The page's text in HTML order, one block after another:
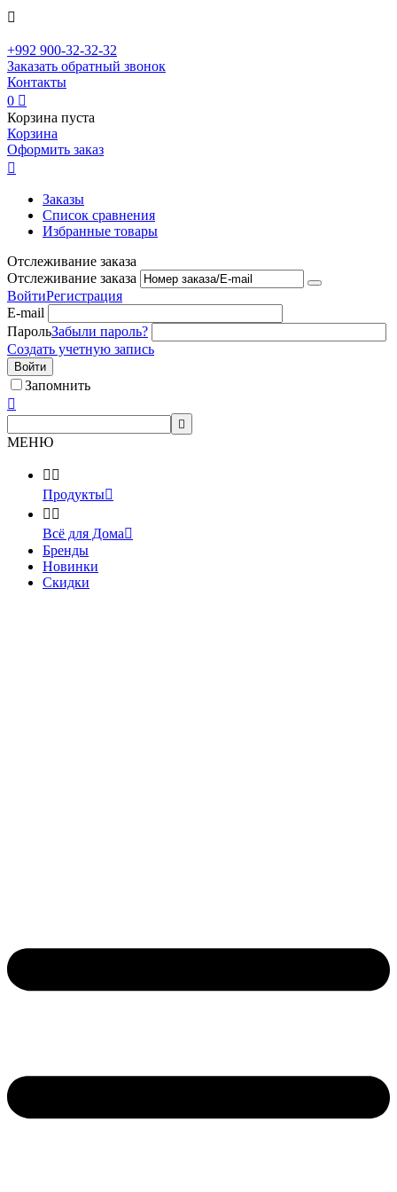

+992 900-32-32-32
Заказать обратный звонок
Контакты
0 
Корзина пуста
Корзина
Оформить заказ

Заказы
Список сравнения
Избранные товары
Отслеживание заказа
Отслеживание заказа
ВойтиРегистрация
E-mail
ПарольЗабыли пароль?
Создать учетную запись
Войти
Запомнить


МЕНЮ
 
Продукты
 
Всё для Дома
Бренды
Новинки
Скидки